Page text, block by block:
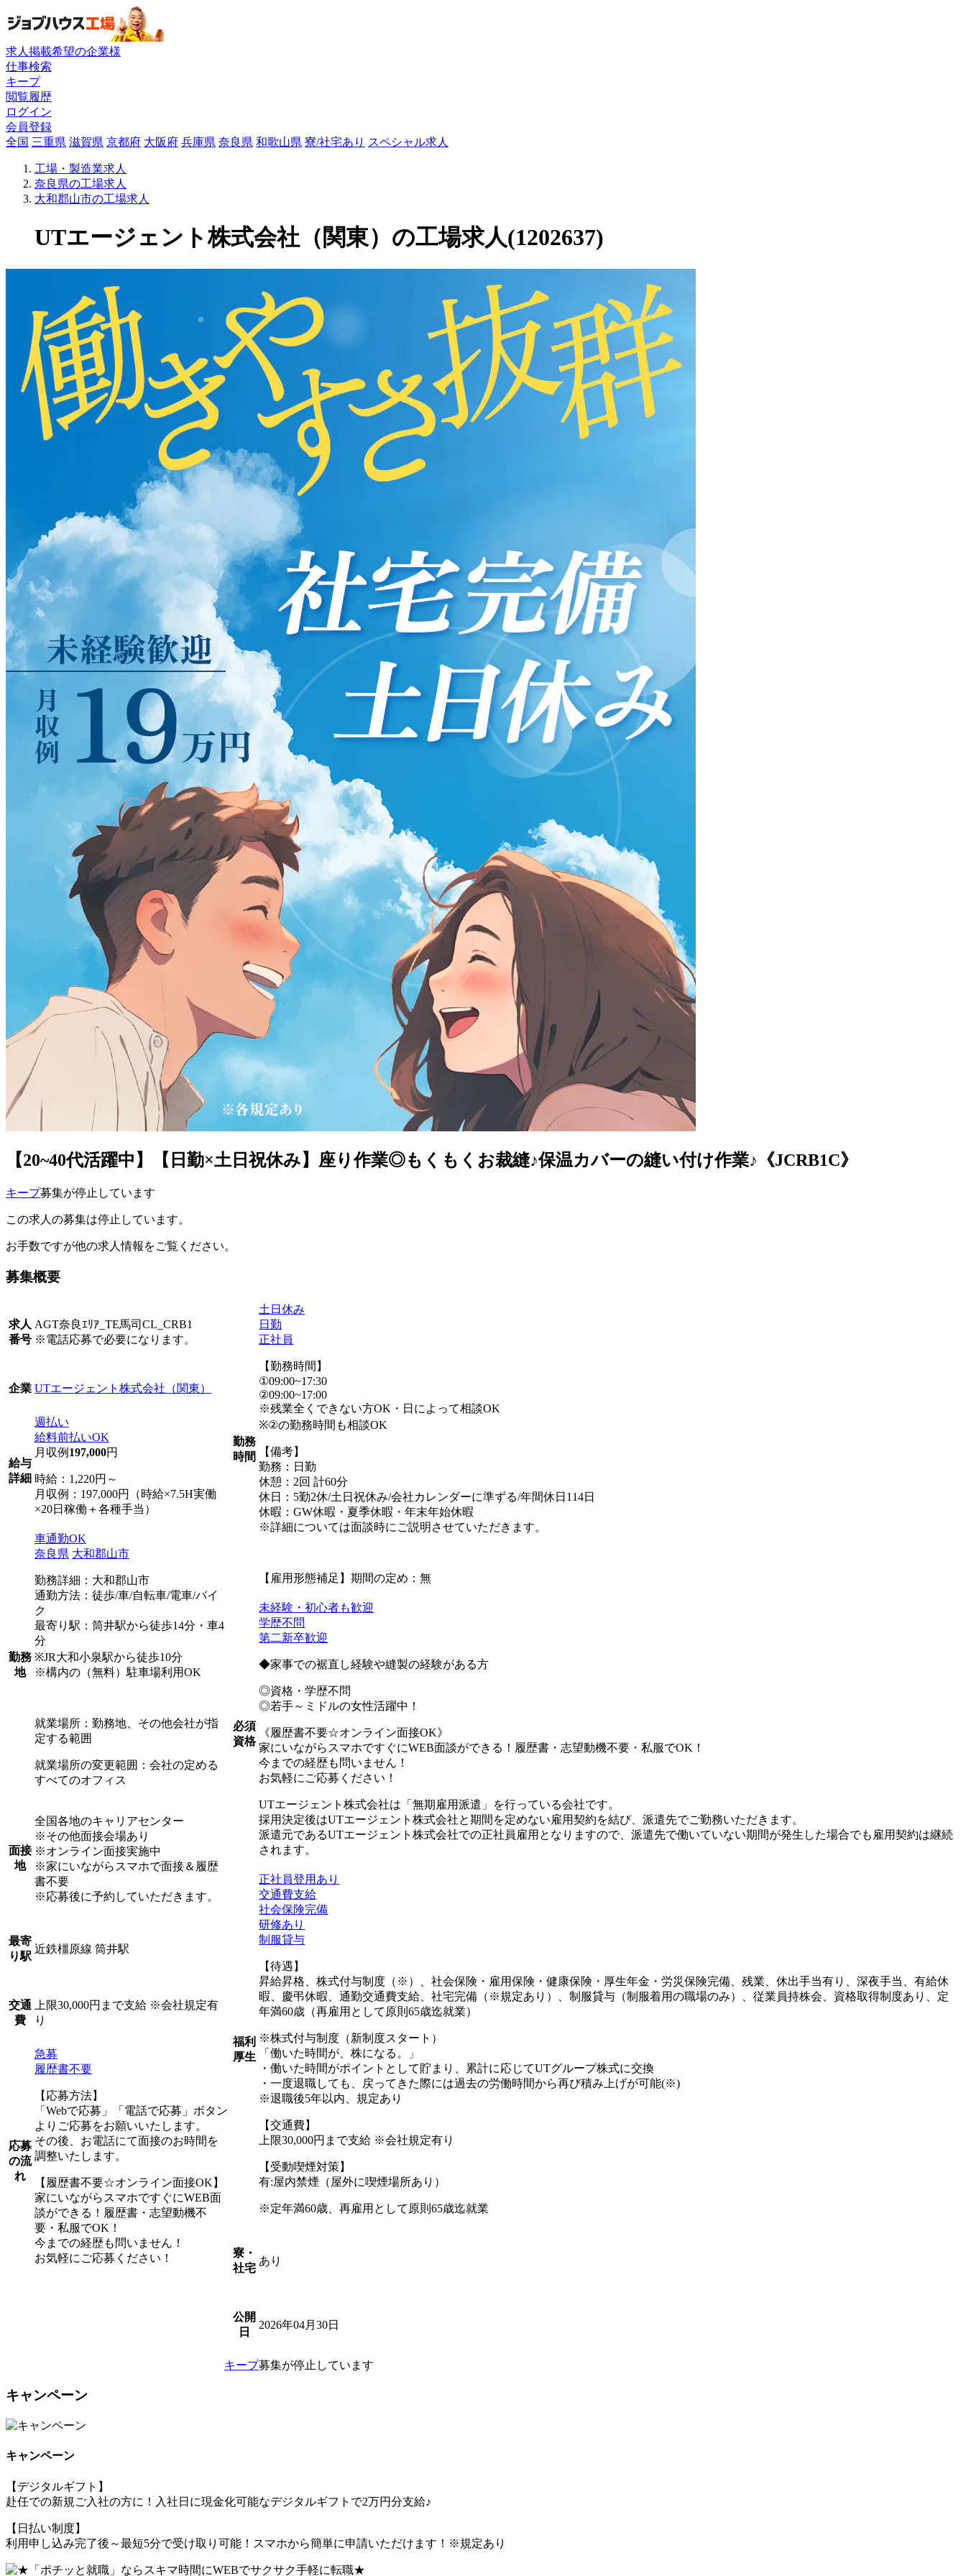
求人掲載希望の企業様
仕事検索
キープ
閲覧履歴
ログイン
会員登録
全国 三重県 滋賀県 京都府 大阪府 兵庫県 奈良県 和歌山県 寮/社宅あり スペシャル求人
工場・製造業求人
奈良県の工場求人
大和郡山市の工場求人
UTエージェント株式会社（関東）の工場求人(1202637)
【20~40代活躍中】【日勤×土日祝休み】座り作業◎もくもくお裁縫♪保温カバーの縫い付け作業♪《JCRB1C》
キープ募集が停止しています
この求人の募集は停止しています。
お手数ですが他の求人情報をご覧ください。
募集概要
求人
番号
AGT奈良ｴﾘｱ_TE馬司CL_CRB1
※電話応募で必要になります。
企業 UTエージェント株式会社（関東）
給与
詳細
週払い
給料前払いOK
月収例 197,000円
時給：1,220円～
月収例：197,000円（時給×7.5H実働
×20日稼働＋各種手当）
勤務
地
車通勤OK
奈良県 大和郡山市
勤務詳細：大和郡山市
通勤方法：徒歩/車/自転車/電車/バイ
ク
最寄り駅：筒井駅から徒歩14分・車4
分
※JR大和小泉駅から徒歩10分
※構内の（無料）駐車場利用OK
就業場所：勤務地、その他会社が指
定する範囲
就業場所の変更範囲：会社の定める
すべてのオフィス
面接
地
全国各地のキャリアセンター
※その他面接会場あり
※オンライン面接実施中
※家にいながらスマホで面接＆履歴
書不要
※応募後に予約していただきます。
最寄
り駅
近鉄橿原線 筒井駅
交通
費
上限30,000円まで支給 ※会社規定有
り
応募
の流
れ
急募
履歴書不要
【応募方法】
「Webで応募」「電話で応募」ボタン
よりご応募をお願いいたします。
その後、お電話にて面接のお時間を
調整いたします。
【履歴書不要☆オンライン面接OK】
家にいながらスマホですぐにWEB面
談ができる！履歴書・志望動機不
要・私服でOK！
今までの経歴も問いません！
お気軽にご応募ください！
勤務
時間
土日休み
日勤
正社員
【勤務時間】
①09:00~17:30
②09:00~17:00
※残業全くできない方OK・日によって相談OK
※②の勤務時間も相談OK
【備考】
勤務：日勤
休憩：2回 計60分
休日：5勤2休/土日祝休み/会社カレンダーに準ずる/年間休日114日
休暇：GW休暇・夏季休暇・年末年始休暇
※詳細については面談時にご説明させていただきます。
【雇用形態補足】期間の定め：無
必須
資格
未経験・初心者も歓迎
学歴不問
第二新卒歓迎
◆家事での裾直し経験や縫製の経験がある方
◎資格・学歴不問
◎若手～ミドルの女性活躍中！
《履歴書不要☆オンライン面接OK》
家にいながらスマホですぐにWEB面談ができる！履歴書・志望動機不要・私服でOK！
今までの経歴も問いません！
お気軽にご応募ください！
UTエージェント株式会社は「無期雇用派遣」を行っている会社です。
採用決定後はUTエージェント株式会社と期間を定めない雇用契約を結び、派遣先でご勤務いただきます。
派遣元であるUTエージェント株式会社での正社員雇用となりますので、派遣先で働いていない期間が発生した場合でも雇用契約は継続
されます。
福利
厚生
正社員登用あり
交通費支給
社会保険完備
研修あり
制服貸与
【待遇】
昇給昇格、株式付与制度（※）、社会保険・雇用保険・健康保険・厚生年金・労災保険完備、残業、休出手当有り、深夜手当、有給休
暇、慶弔休暇、通勤交通費支給、社宅完備（※規定あり）、制服貸与（制服着用の職場のみ）、従業員持株会、資格取得制度あり、定
年満60歳（再雇用として原則65歳迄就業）
※株式付与制度（新制度スタート）
「働いた時間が、株になる。」
・働いた時間がポイントとして貯まり、累計に応じてUTグループ株式に交換
・一度退職しても、戻ってきた際には過去の労働時間から再び積み上げが可能(※)
※退職後5年以内、規定あり
【交通費】
上限30,000円まで支給 ※会社規定有り
【受動喫煙対策】
有:屋内禁煙（屋外に喫煙場所あり）
※定年満60歳、再雇用として原則65歳迄就業
寮・
社宅
あり
公開
日
2026年04月30日
キープ募集が停止しています
キャンペーン
キャンペーン
【デジタルギフト】
赴任での新規ご入社の方に！入社日に現金化可能なデジタルギフトで2万円分支給♪
【日払い制度】
利用申し込み完了後～最短5分で受け取り可能！スマホから簡単に申請いただけます！※規定あり